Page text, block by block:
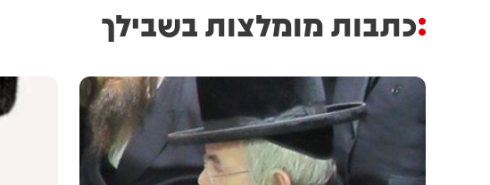
כתבות מומלצות בשבילך